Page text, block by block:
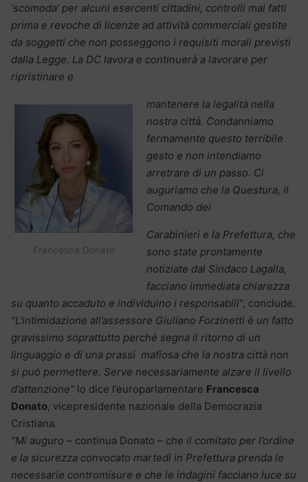
‘scomoda’ per alcuni esercenti cittadini, controlli mai fatti
prima e revoche di licenze ad attività commerciali gestite
da soggetti che non posseggono i requisiti morali previsti
dalla Legge. La DC lavora e continuerà a lavorare per
ripristinare e
Francesca Donato
mantenere la legalità nella
nostra città. Condanniamo
fermamente questo terribile
gesto e non intendiamo
arretrare di un passo. Ci
auguriamo che la Questura, il
Comando dei
Carabinieri e la Prefettura, che
sono state prontamente
notiziate dal Sindaco Lagalla,
facciano immediata chiarezza
su quanto accaduto e individuino i responsabili“, conclude.
“L’intimidazione all’assessore Giuliano Forzinetti è un fatto
gravissimo soprattutto perché segna il ritorno di un
linguaggio e di una prassi mafiosa che la nostra città non
si può permettere. Serve necessariamente alzare il livello
d’attenzione” lo dice l’europarlamentare Francesca
Donato, vicepresidente nazionale della Democrazia
Cristiana.
“Mi auguro – continua Donato – che il comitato per l’ordine
e la sicurezza convocato martedì in Prefettura prenda le
necessarie contromisure e che le indagini facciano luce su